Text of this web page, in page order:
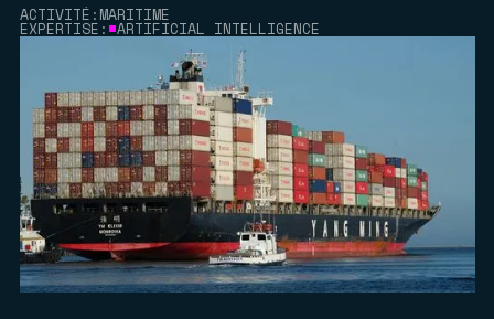
ACTIVITÉ: MARITIME
EXPERTISE: ARTIFICIAL INTELLIGENCE